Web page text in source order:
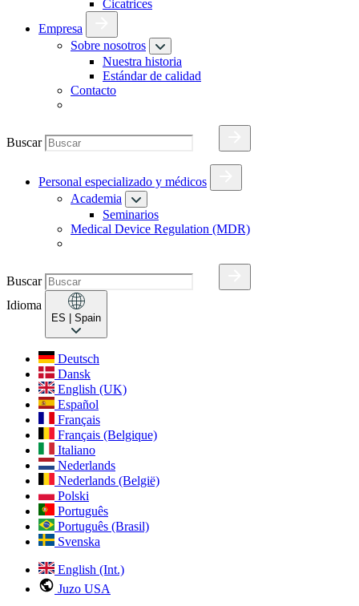
Cicatrices
Empresa
Sobre nosotros
Nuestra historia
Estándar de calidad
Contacto
Buscar
Personal especializado y médicos
Academia
Seminarios
Medical Device Regulation (MDR)
Buscar
Idioma
ES | Spain
Deutsch
Dansk
English (UK)
Español
Français
Français (Belgique)
Italiano
Nederlands
Nederlands (België)
Polski
Português
Português (Brasil)
Svenska
English (Int.)
Juzo USA